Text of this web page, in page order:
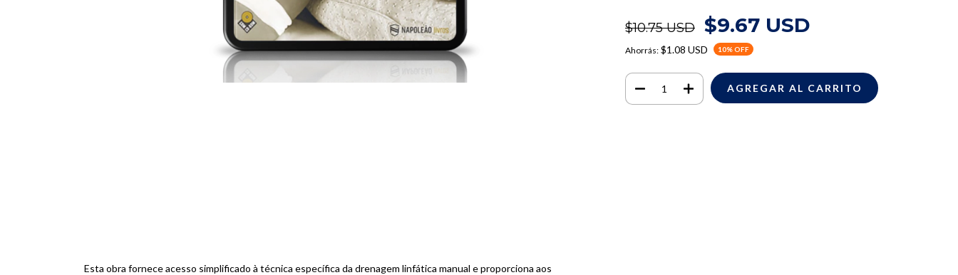
Esta obra fornece acesso simplificado à técnica específica da drenagem linfática manual e proporciona aos
$10.75 USD $9.67 USD
Ahorrás: $1.08 USD 10% OFF